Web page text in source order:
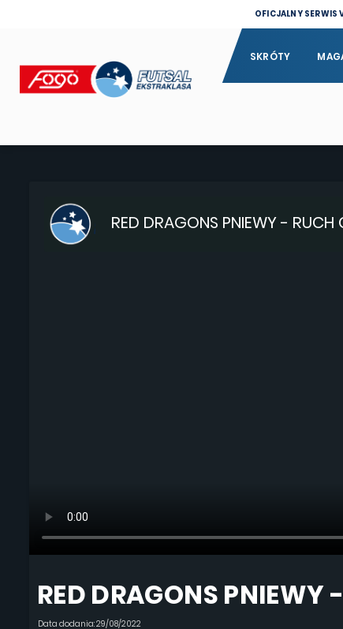
OFICJALNY SERWIS
SKRÓTY
RED DRAGONS PNIEWY -
RED DRAGONS PNIEWY
Data dodania: 29/08/2022